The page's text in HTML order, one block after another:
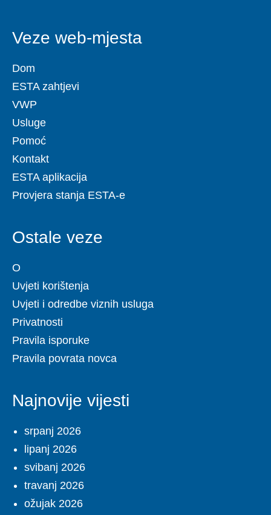
Veze web-mjesta
Dom
ESTA zahtjevi
VWP
Usluge
Pomoć
Kontakt
ESTA aplikacija
Provjera stanja ESTA-e
Ostale veze
O
Uvjeti korištenja
Uvjeti i odredbe viznih usluga
Privatnosti
Pravila isporuke
Pravila povrata novca
Najnovije vijesti
srpanj 2026
lipanj 2026
svibanj 2026
travanj 2026
ožujak 2026